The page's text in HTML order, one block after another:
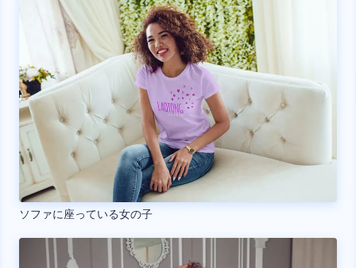
ソファに座っている女の子